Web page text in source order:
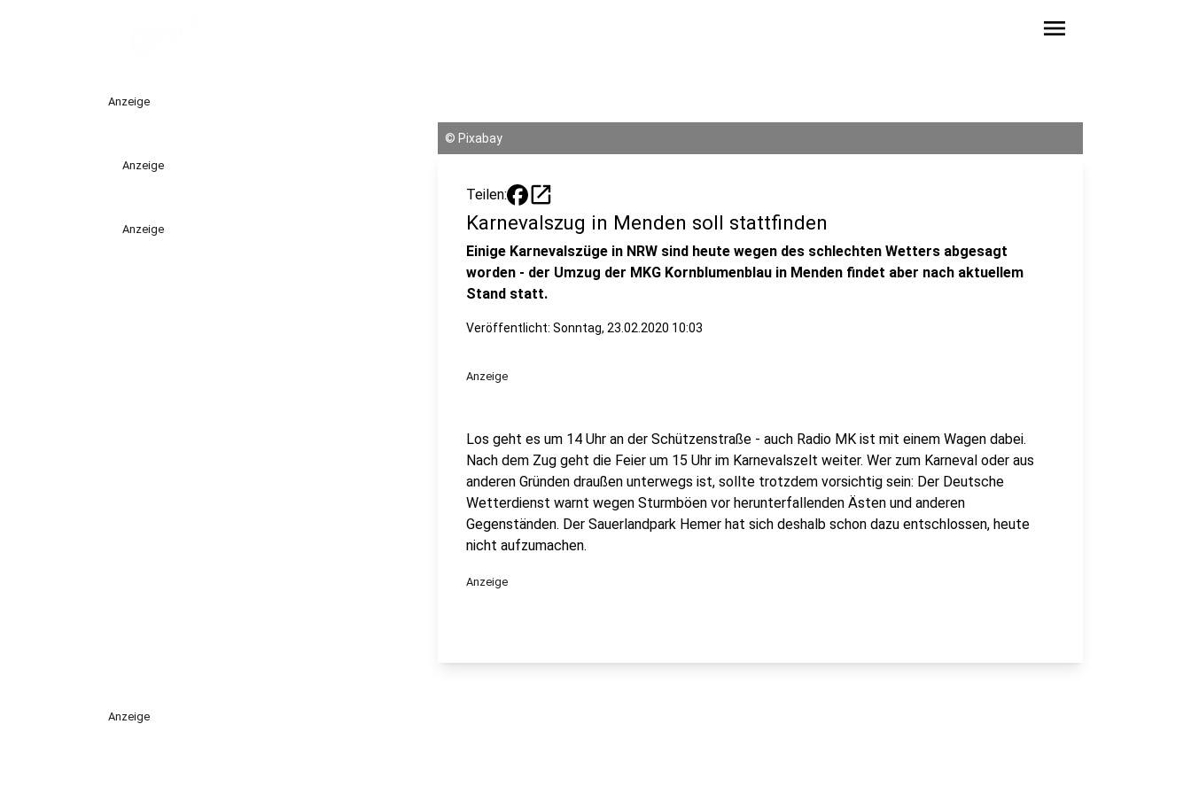
menu
Anzeige
Anzeige
Anzeige
© Pixabay
Teilen: open_in_new
Karnevalszug in Menden soll stattfinden
Einige Karnevalszüge in NRW sind heute wegen des schlechten Wetters abgesagt
worden - der Umzug der MKG Kornblumenblau in Menden findet aber nach aktuellem
Stand statt.
Veröffentlicht: Sonntag, 23.02.2020 10:03
Anzeige
Los geht es um 14 Uhr an der Schützenstraße - auch Radio MK ist mit einem Wagen dabei.
Nach dem Zug geht die Feier um 15 Uhr im Karnevalszelt weiter. Wer zum Karneval oder aus
anderen Gründen draußen unterwegs ist, sollte trotzdem vorsichtig sein: Der Deutsche
Wetterdienst warnt wegen Sturmböen vor herunterfallenden Ästen und anderen
Gegenständen. Der Sauerlandpark Hemer hat sich deshalb schon dazu entschlossen, heute
nicht aufzumachen.
Anzeige
Anzeige